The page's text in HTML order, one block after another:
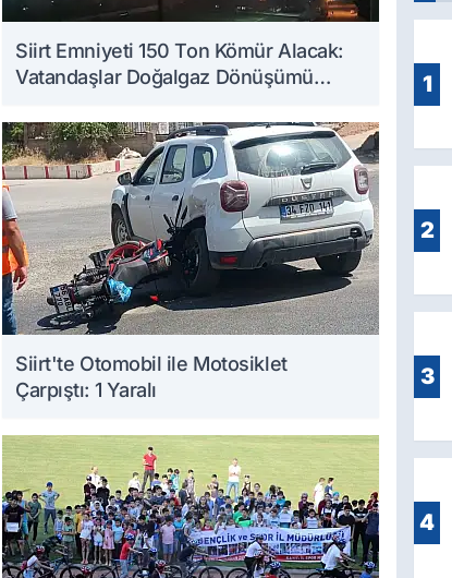
Siirt Emniyeti 150 Ton Kömür Alacak:
Vatandaşlar Doğalgaz Dönüşümü
Siirt'te Otomobil ile Motosiklet
Çarpıştı: 1 Yaralı
1
2
3
4